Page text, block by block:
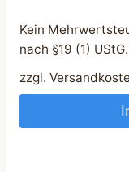
Kein
nach §19 (1) UStG.
zzgl.